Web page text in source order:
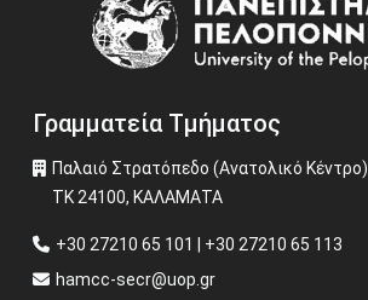
Γραμματεία Τμήματος
Παλαιό Στρατόπεδο (Ανατολικό Κέντρο)
ΤΚ 24100, ΚΑΛΑΜΑΤΑ
+30 27210 65 101 | +30 27210 65 113
hamcc-secr@uop.gr